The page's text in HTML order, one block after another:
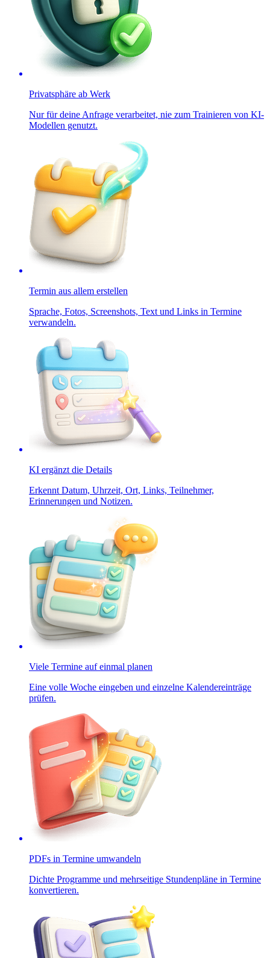
Privatsphäre ab Werk
Nur für deine Anfrage verarbeitet, nie zum Trainieren von KI-
Modellen genutzt.
Termin aus allem erstellen
Sprache, Fotos, Screenshots, Text und Links in Termine
verwandeln.
KI ergänzt die Details
Erkennt Datum, Uhrzeit, Ort, Links, Teilnehmer,
Erinnerungen und Notizen.
Viele Termine auf einmal planen
Eine volle Woche eingeben und einzelne Kalendereinträge
prüfen.
PDFs in Termine umwandeln
Dichte Programme und mehrseitige Stundenpläne in Termine
konvertieren.